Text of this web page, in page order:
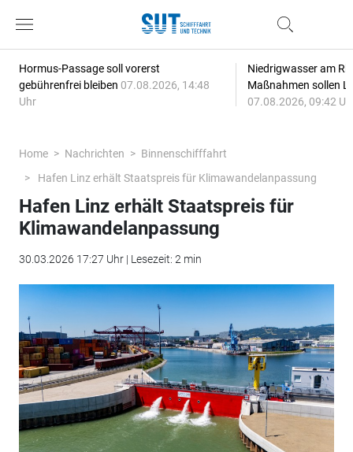
Hormus-Passage soll vorerst
gebührenfrei bleiben 07.08.2026, 14:48
Uhr
Niedrigwasser am
Maßnahmen sollen
07.08.2026, 09:42
Home Nachrichten
Binnenschifffahrt
Hafen Linz erhält Staatspreis für Klimawandelanpassung
Hafen Linz erhält Staatspreis für
Klimawandelanpassung
30.03.2026 17:27 Uhr | Lesezeit: 2 min